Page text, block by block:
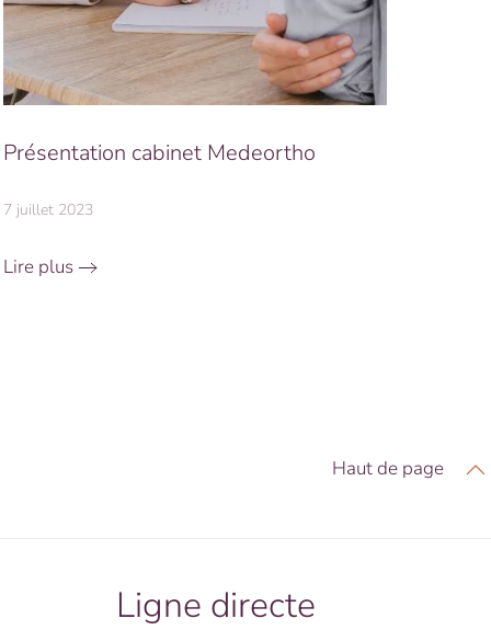
Présentation cabinet Medeortho
7 juillet 2023
Lire plus
Haut de page
Ligne directe